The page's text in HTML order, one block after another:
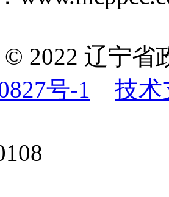
© 2022 辽宁
号-1
技术